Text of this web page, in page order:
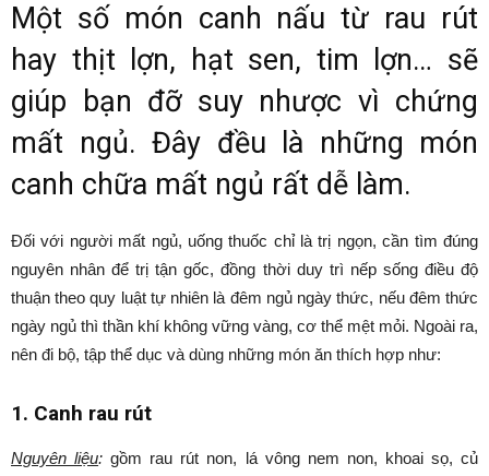
Một số món canh nấu từ rau rút
hay thịt lợn, hạt sen, tim lợn… sẽ
giúp bạn đỡ suy nhược vì chứng
mất ngủ. Đây đều là những món
canh chữa mất ngủ rất dễ làm.
Đối với người mất ngủ, uống thuốc chỉ là trị ngọn, cần tìm đúng
nguyên nhân để trị tận gốc, đồng thời duy trì nếp sống điều độ
thuận theo quy luật tự nhiên là đêm ngủ ngày thức, nếu đêm thức
ngày ngủ thì thần khí không vững vàng, cơ thể mệt mỏi. Ngoài ra,
nên đi bộ, tập thể dục và dùng những món ăn thích hợp như:
1. Canh rau rút
Nguyên liệu: gồm rau rút non, lá vông nem non, khoai sọ, củ